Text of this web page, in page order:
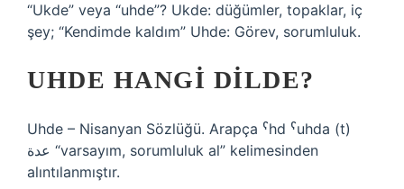
“Ukde” veya “uhde”? Ukde: düğümler, topaklar, iç
şey; “Kendimde kaldım” Uhde: Görev, sorumluluk.
UHDE HANGI DILDE?
Uhde – Nisanyan Sözlüğü. Arapça ˁhd ˁuhda (t)
عدة “varsayım, sorumluluk al” kelimesinden
alıntılanmıştır.